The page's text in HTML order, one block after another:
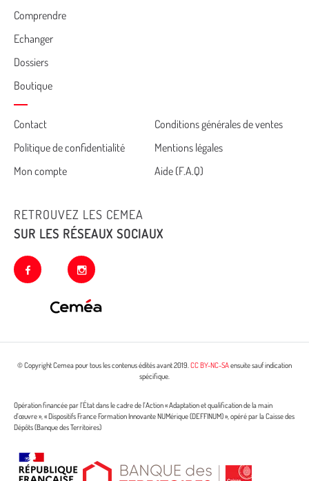
Comprendre
Echanger
Dossiers
Boutique
Cemea
footer
Contact
Conditions générales de ventes
Politique de confidentialité
Mentions légales
Mon compte
Aide (F.A.Q)
RETROUVEZ LES CEMEA
SUR LES RÉSEAUX SOCIAUX
facebook instagram
© Copyright Cemea pour tous les contenus édités avant 2019.CC BY-NC-SAensuite sauf indication
spécifique.
Opération financée par l’État dans le cadre de l’Action « Adaptation et qualification de la main
d’œuvre », « Dispositifs France Formation Innovante NUMérique (DEFFINUM) », opéré par la Caisse des
Dépôts (Banque des Territoires)